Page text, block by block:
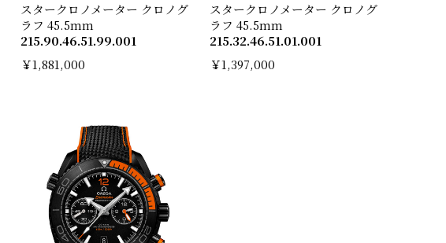
スタークロノメーター クロノグ
ラフ 45.5mm
215.90.46.51.99.001
￥1,881,000
スタークロノメーター クロノグ
ラフ 45.5mm
215.32.46.51.01.001
￥1,397,000